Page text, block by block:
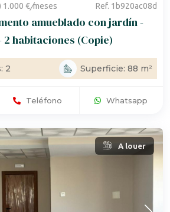
1.000 €/meses Ref. 1b920ac08d
amueblado con jardín -
2 habitaciones (Copie)
2 Superficie: 88 m²
Teléfono Whatsapp
A louer